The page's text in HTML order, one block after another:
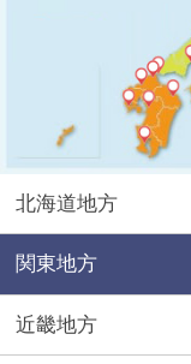
北海道地方
関東地方
近畿地方